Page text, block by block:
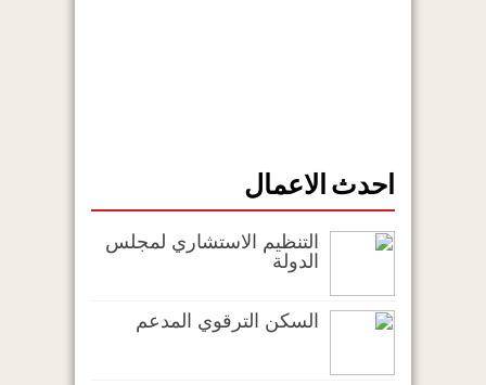
احدث الاعمال
التنظيم الاستشاري لمجلس
الدولة
السكن الترقوي المدعم